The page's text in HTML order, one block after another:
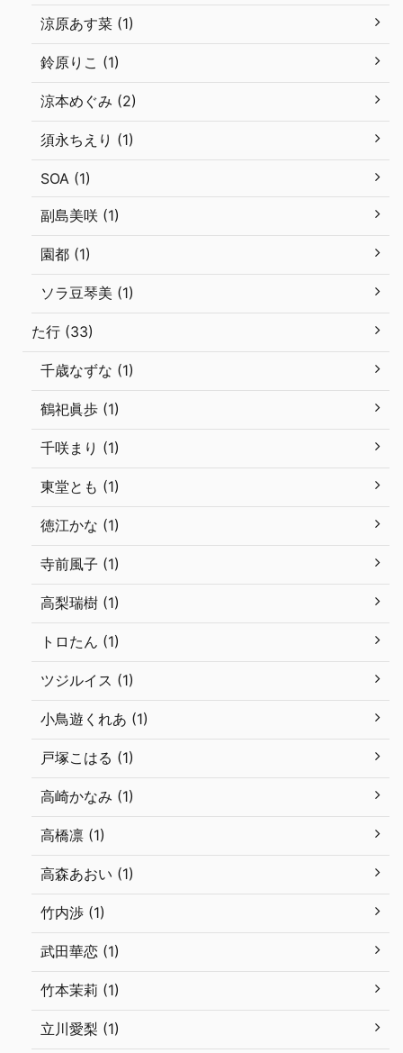
涼原あす菜 (1)
鈴原りこ (1)
涼本めぐみ (2)
須永ちえり (1)
SOA (1)
副島美咲 (1)
園都 (1)
ソラ豆琴美 (1)
た行 (33)
千歳なずな (1)
鶴祀眞歩 (1)
千咲まり (1)
東堂とも (1)
徳江かな (1)
寺前風子 (1)
高梨瑞樹 (1)
トロたん (1)
ツジルイス (1)
小鳥遊くれあ (1)
戸塚こはる (1)
高崎かなみ (1)
高橋凛 (1)
高森あおい (1)
竹内渉 (1)
武田華恋 (1)
竹本茉莉 (1)
立川愛梨 (1)